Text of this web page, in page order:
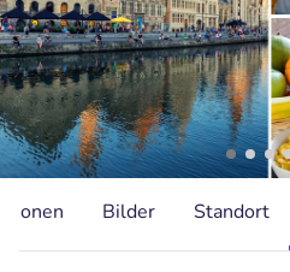
Bilder Standort